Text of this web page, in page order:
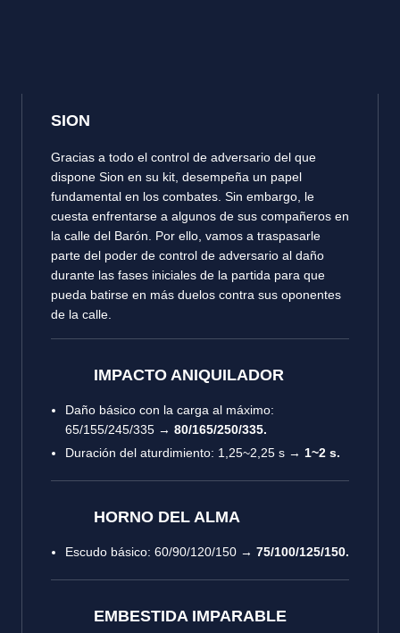
SION
Gracias a todo el control de adversario del que
dispone Sion en su kit, desempeña un papel
fundamental en los combates. Sin embargo, le
cuesta enfrentarse a algunos de sus compañeros en
la calle del Barón. Por ello, vamos a traspasarle
parte del poder de control de adversario al daño
durante las fases iniciales de la partida para que
pueda batirse en más duelos contra sus oponentes
de la calle.
IMPACTO ANIQUILADOR
Daño básico con la carga al máximo:
65/155/245/335 → 80/165/250/335.
Duración del aturdimiento: 1,25~2,25 s → 1~2 s.
HORNO DEL ALMA
Escudo básico: 60/90/120/150 → 75/100/125/150.
EMBESTIDA IMPARABLE